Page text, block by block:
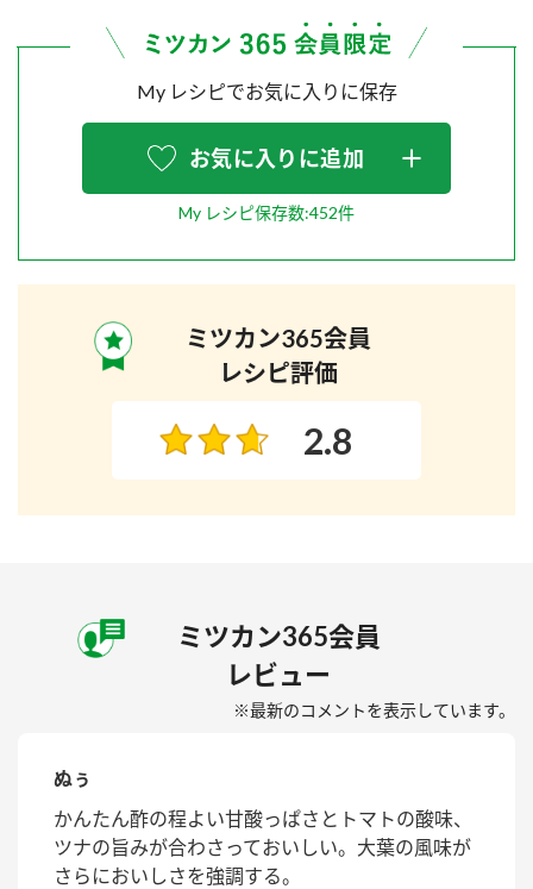
My レシピでお気に入りに保存
お気に入りに追加
My レシピ保存数:452件
ミツカン365会員
レシピ評価
2.8
ミツカン365会員
レビュー
※最新のコメントを表示しています。
ぬぅ
かんたん酢の程よい甘酸っぱさとトマトの酸味、
ツナの旨みが合わさっておいしい。大葉の風味が
さらにおいしさを強調する。